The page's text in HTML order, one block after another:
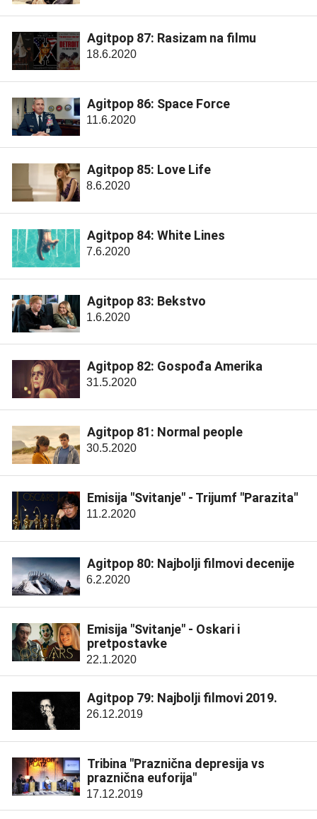
Agitpop 87: Rasizam na filmu
18.6.2020
Agitpop 86: Space Force
11.6.2020
Agitpop 85: Love Life
8.6.2020
Agitpop 84: White Lines
7.6.2020
Agitpop 83: Bekstvo
1.6.2020
Agitpop 82: Gospođa Amerika
31.5.2020
Agitpop 81: Normal people
30.5.2020
Emisija "Svitanje" - Trijumf "Parazita"
11.2.2020
Agitpop 80: Najbolji filmovi decenije
6.2.2020
Emisija "Svitanje" - Oskari i
pretpostavke
22.1.2020
Agitpop 79: Najbolji filmovi 2019.
26.12.2019
Tribina "Praznična depresija vs
praznična euforija"
17.12.2019